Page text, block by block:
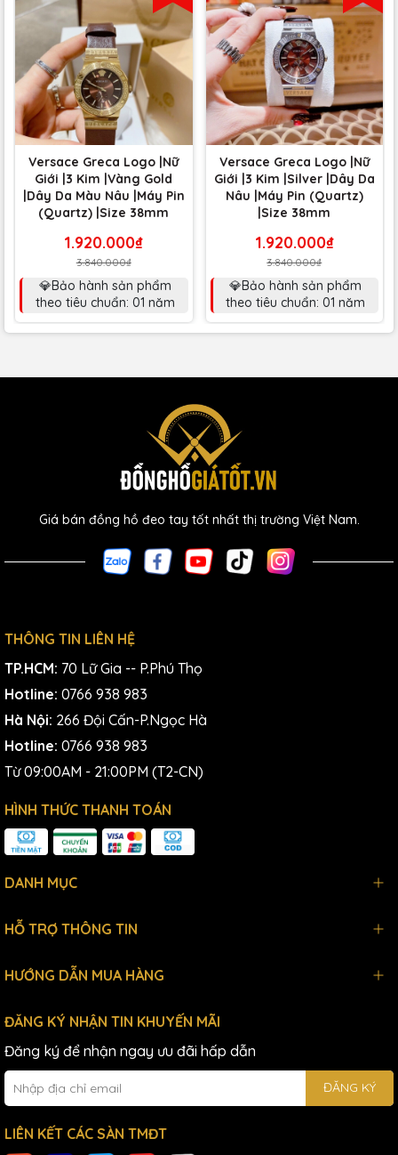
Versace Greca Logo |Nữ
Giới |3 Kim |Vàng Gold
|Dây Da Màu Nâu |Máy Pin
(Quartz) |Size 38mm
1.920.000₫
3.840.000₫
💎Bảo hành sản phẩm
theo tiêu chuẩn: 01 năm
Versace Greca Logo |Nữ
Giới |3 Kim |Silver |Dây Da
Nâu |Máy Pin (Quartz)
|Size 38mm
1.920.000₫
3.840.000₫
💎Bảo hành sản phẩm
theo tiêu chuẩn: 01 năm
Giá bán đồng hồ đeo tay tốt nhất thị trường Việt Nam.
THÔNG TIN LIÊN HỆ
TP.HCM: 70 Lữ Gia -- P.Phú Thọ
Hotline: 0766 938 983
Hà Nội: 266 Đội Cấn-P.Ngọc Hà
Hotline: 0766 938 983
Từ 09:00AM - 21:00PM (T2-CN)
HÌNH THỨC THANH TOÁN
DANH MỤC
HỖ TRỢ THÔNG TIN
HƯỚNG DẪN MUA HÀNG
ĐĂNG KÝ NHẬN TIN KHUYẾN MÃI
Đăng ký để nhận ngay ưu đãi hấp dẫn
ĐĂNG KÝ
LIÊN KẾT CÁC SÀN TMĐT